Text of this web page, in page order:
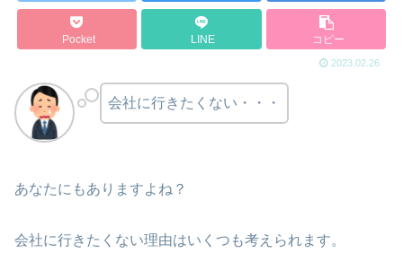
Pocket LINE コピー
2023.02.26
会社に行きたくない・・・
あなたにもありますよね？
会社に行きたくない理由はいくつも考えられます。